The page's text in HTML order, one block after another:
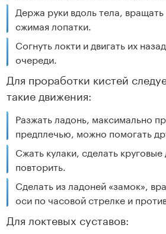
Держа руки вдоль тела, вращать
сжимая лопатки.
Согнуть локти и двигать их
очереди.
Для проработки кистей
такие движения:
Разжать ладонь, максимально
предплечью, можно помогать
Сжать кулаки, сделать
повторить.
Сделать из ладоней «замок»,
оси по часовой стрелке и
Для локтевых суставов: